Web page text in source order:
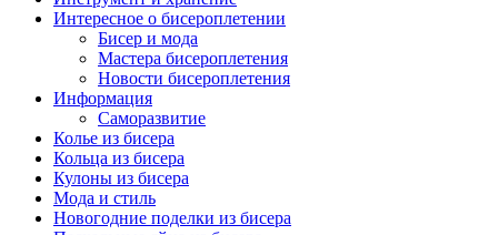
Интересное о бисероплетении
Бисер и мода
Мастера бисероплетения
Новости бисероплетения
Информация
Саморазвитие
Колье из бисера
Кольца из бисера
Кулоны из бисера
Мода и стиль
Новогодние поделки из бисера